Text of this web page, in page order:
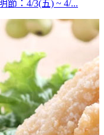
節：4/3(五) ~ 4/...